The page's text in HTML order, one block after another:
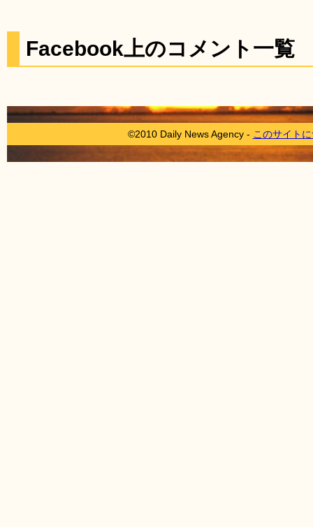
Facebook上のコメント一覧
©2010 Daily News Agency - このサイト